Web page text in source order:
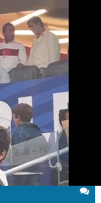
ABUNƏ OL